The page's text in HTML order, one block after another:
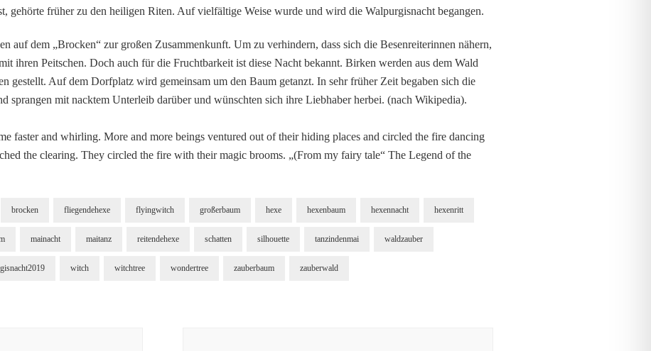
gehörte früher zu den heiligen Riten. Auf vielfältige Weise wurde und wird die Walpurgisnacht begangen.
auf dem „Brocken“ zur großen Zusammenkunft. Um zu verhindern, dass sich die Besenreiterinnen nähern,
ihren Peitschen. Doch auch für die Fruchtbarkeit ist diese Nacht bekannt. Birken werden aus dem Wald
gestellt. Auf dem Dorfplatz wird gemeinsam um den Baum getanzt. In sehr früher Zeit begaben sich die
sprangen mit nacktem Unterleib darüber und wünschten sich ihre Liebhaber herbei. (nach Wikipedia).
faster and whirling. More and more beings ventured out of their hiding places and circled the fire dancing
the clearing. They circled the fire with their magic brooms. „(From my fairy tale“ The Legend of the
brocken fliegendehexe flyingwitch großerbaum hexe hexenbaum hexennacht hexenritt
mainacht maitanz reitendehexe schatten silhouette tanzindenmai waldzauber
witch witchtree wondertree zauberbaum zauberwald